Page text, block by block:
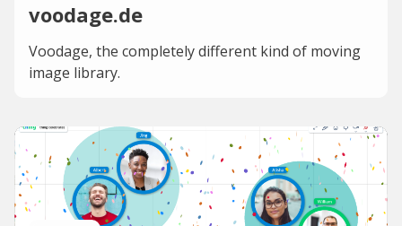
voodage.de
Voodage, the completely different kind of moving
image library.